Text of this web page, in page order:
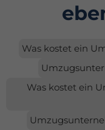
Was kostet ein
Was kostet ein